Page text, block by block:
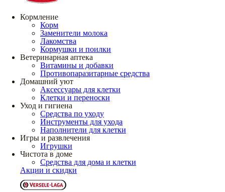
Кормление
Корм
Заменители молока
Лакомства
Кормушки и поилки
Ветеринарная аптека
Витамины и добавки
Противопаразитарные средства
Домашний уют
Аксессуары для клетки
Клетки и переноски
Уход и гигиена
Средства по уходу
Инструменты для ухода
Наполнители для клетки
Игры и развлечения
Игрушки
Чистота в доме
Средства для дома и клетки
Акции и скидки